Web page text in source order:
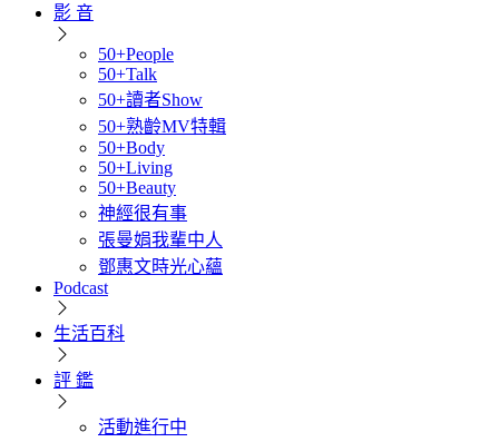
影 音
50+People
50+Talk
50+讀者Show
50+熟齡MV特輯
50+Body
50+Living
50+Beauty
神經很有事
張曼娟我輩中人
鄧惠文時光心蘊
Podcast
生活百科
評 鑑
活動進行中